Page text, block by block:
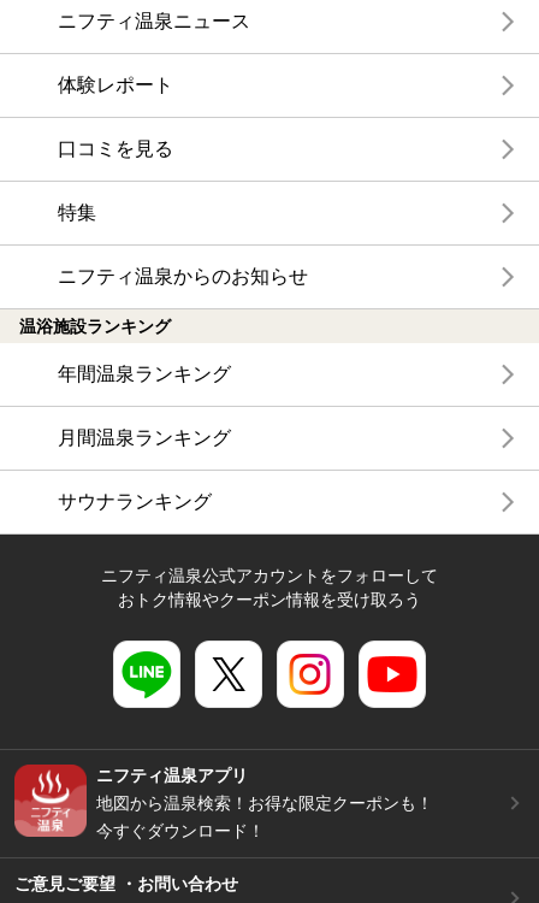
ニフティ温泉ニュース
体験レポート
口コミを見る
特集
ニフティ温泉からのお知らせ
温浴施設ランキング
年間温泉ランキング
月間温泉ランキング
サウナランキング
ニフティ温泉公式アカウントをフォローして
おトク情報やクーポン情報を受け取ろう
ニフティ温泉アプリ
地図から温泉検索！お得な限定クーポンも！
今すぐダウンロード！
ご意見ご要望 ・お問い合わせ